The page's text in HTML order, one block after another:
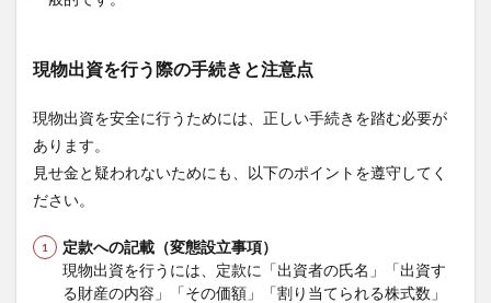
現物出資を行う際の手続きと注意点
現物出資を安全に行うためには、正しい手続きを踏む必要が
あります。
見せ金と疑われないためにも、以下のポイントを遵守してく
ださい。
定款への記載（変態設立事項）
現物出資を行うには、定款に「出資者の氏名」「出資す
る財産の内容」「その価額」「割り当てられる株式数」